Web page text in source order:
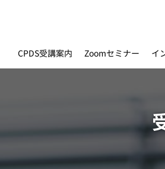
CPDS受講案内 Zoomセミナー イ